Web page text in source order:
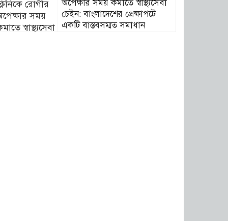
অপেক্ষার সময় কমাতে স্বাস্থ্যসেবা
চেইন: বাংলাদেশের প্রেক্ষাপটে
একটি বাস্তবসম্মত সমাধান